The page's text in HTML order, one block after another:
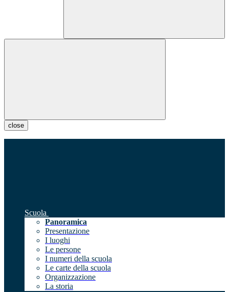
close
Scuola
Panoramica
Presentazione
I luoghi
Le persone
I numeri della scuola
Le carte della scuola
Organizzazione
La storia